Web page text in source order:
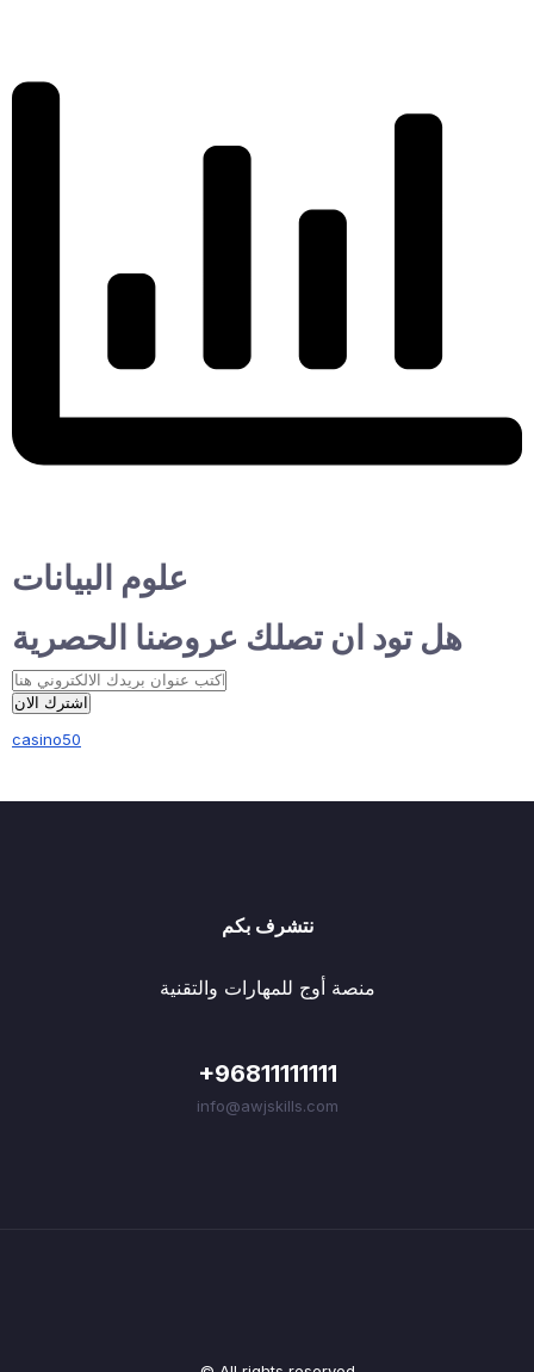
علوم البيانات
هل تود ان تصلك عروضنا الحصرية
اشترك الان
casino50
نتشرف بكم
منصة أوج للمهارات والتقنية
+96811111111
info@awjskills.com